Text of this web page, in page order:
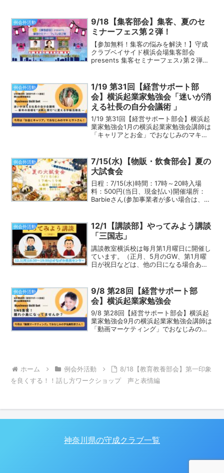
くのか？』ご自身の経験を元に語り口調
でアリアリとお話し頂...
例会外活動
9/18【集客部会】集客、夏のセ
ミナーフェス第２弾！
【参加無料！集客の悩みを解決！】守成
クラブベイサイド横浜会場集客部会
presents 集客セミナーフェス♪第２弾
る、リレー方式の60分オンラインセミナ
ー！第２弾もやっち...
例会外活動
1/19 第31回【経営サポート部
会】横浜起業家勉強会「迷いが消
える社長の自分会議術 」
1/19 第31回【経営サポート部会】横浜起
業家勉強会1月の横浜起業家勉強会講師は
「キャリアとお金」でおなじみのマキヒ
行”に変える手帳活用法 ―」本セミナーで
は、新年...
例会外活動
7/15(水)【物販・飲食部会】夏の
大試食会
日程：7/15(水)時間：17時～20時入場
料：500円(当日、現金払い)開催場所：
Barbieさん(参加事業者が多い場合は、横
前申し込み(先着50名様)
は、 ...
例会外活動
12/1【講談部】やってみよう講談
「三国志」
講談教室横浜校は毎月第1月曜日に開催し
ています。（正月、5月のGW、第1月曜
日が祝日などは、他の日になる場合あ
ンター306号室横浜市神奈川区鶴屋町2-
2...
例会外活動
9/8 第28回【経営サポート部
会】横浜起業家勉強会
9/8 第28回【経営サポート部会】横浜起
業家勉強会9月の横浜起業家勉強会講師は
「動画マーケティング」でおなじみの宇
ホーム
例会外活動
8/18【教育教養部会】第一印象
を良くする！！話し方ワークショップ 声と表情編
神奈川県の守成クラブ一覧